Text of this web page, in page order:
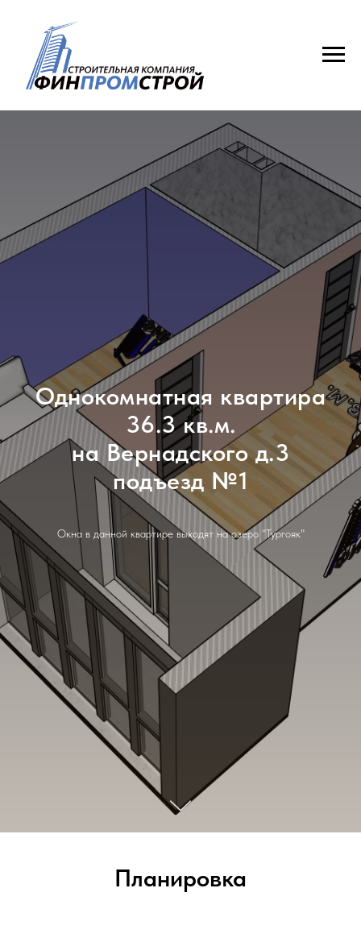
Однокомнатная квартира
36.3 кв.м.
на Вернадского д.3
подъезд №1
Окна в данной квартире выходят на озеро "Тургояк"
Планировка